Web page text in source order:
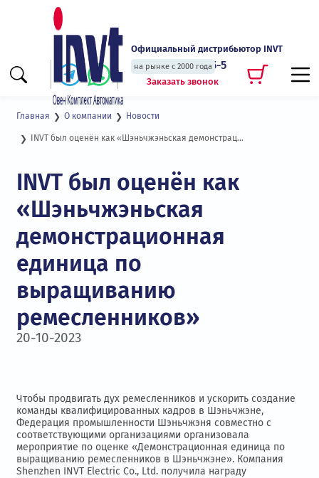
Официальный дистрибьютор INVT
на рынке с 2000 года
+7 (495) 135-135-5
Заказать звонок
Главная О компании Новости
INVT был оценён как «Шэньчжэньская демонстрационная единица по выращиванию ремесленников»
INVT был оценён как
«Шэньчжэньская
демонстрационная
единица по
выращиванию
ремесленников»
20-10-2023
Чтобы продвигать дух ремесленников и ускорить создание
команды квалифицированных кадров в Шэньчжэне,
Федерация промышленности Шэньчжэня совместно с
соответствующими организациями организовала
мероприятие по оценке «Демонстрационная единица по
выращиванию ремесленников в Шэньчжэне». Компания
Shenzhen INVT Electric Co., Ltd. получила награду